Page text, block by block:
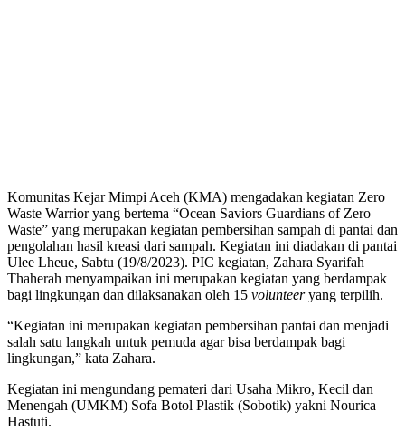
Komunitas Kejar Mimpi Aceh (KMA) mengadakan kegiatan Zero
Waste Warrior yang bertema “Ocean Saviors Guardians of Zero
Waste” yang merupakan kegiatan pembersihan sampah di pantai dan
pengolahan hasil kreasi dari sampah. Kegiatan ini diadakan di pantai
Ulee Lheue, Sabtu (19/8/2023). PIC kegiatan, Zahara Syarifah
Thaherah menyampaikan ini merupakan kegiatan yang berdampak
bagi lingkungan dan dilaksanakan oleh 15 volunteeryang terpilih.
“Kegiatan ini merupakan kegiatan pembersihan pantai dan menjadi
salah satu langkah untuk pemuda agar bisa berdampak bagi
lingkungan,” kata Zahara.
Kegiatan ini mengundang pemateri dari Usaha Mikro, Kecil dan
Menengah (UMKM) Sofa Botol Plastik (Sobotik) yakni Nourica
Hastuti.